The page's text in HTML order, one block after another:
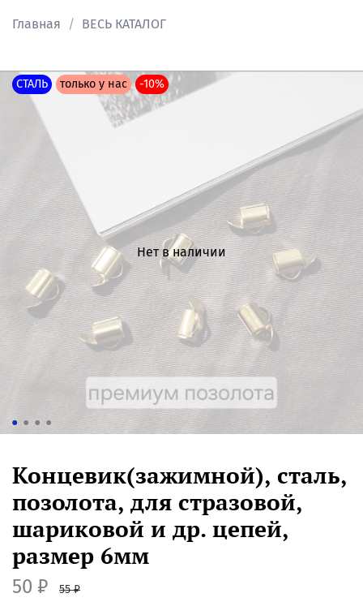
Главная ВЕСЬ КАТАЛОГ
Нет в наличии
СТАЛЬ только у нас -10%
Концевик(зажимной), сталь,
позолота, для стразовой,
шариковой и др. цепей,
размер 6мм
50 ₽ 55 ₽